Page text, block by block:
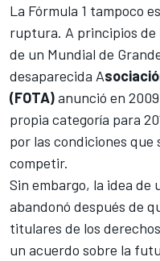
La Fórmula 1 tampoco
ruptura. A principios de
de un Mundial de
desaparecida A
(FOTA)anunció en
propia categoría para
por las condiciones que
competir.
Sin embargo, la idea de
abandonó después de
titulares de los
un acuerdo sobre la